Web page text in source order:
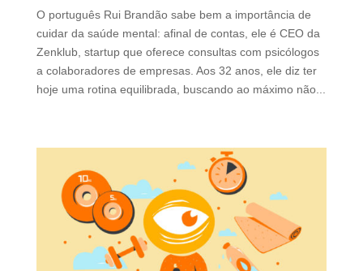
O português Rui Brandão sabe bem a importância de
cuidar da saúde mental: afinal de contas, ele é CEO da
Zenklub, startup que oferece consultas com psicólogos
a colaboradores de empresas. Aos 32 anos, ele diz ter
hoje uma rotina equilibrada, buscando ao máximo não...